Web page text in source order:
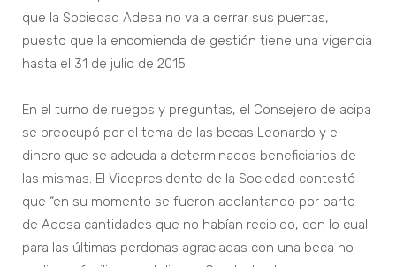
que la Sociedad Adesa no va a cerrar sus puertas,
puesto que la encomienda de gestión tiene una vigencia
hasta el 31 de julio de 2015.
En el turno de ruegos y preguntas, el Consejero de acipa
se preocupó por el tema de las becas Leonardo y el
dinero que se adeuda a determinados beneficiarios de
las mismas. El Vicepresidente de la Sociedad contestó
que “en su momento se fueron adelantando por parte
de Adesa cantidades que no habían recibido, con lo cual
para las últimas perdonas agraciadas con una beca no